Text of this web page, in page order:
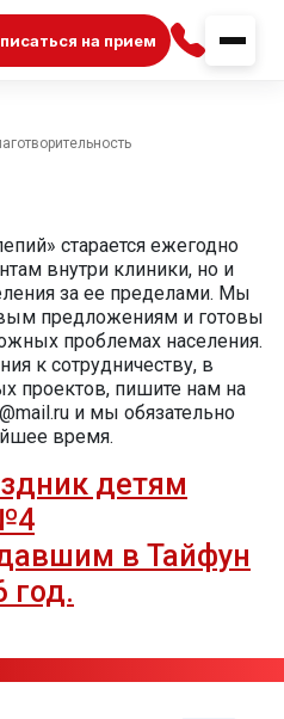
на прием
старается ежегодно
внутри клиники, но и
за ее пределами. Мы
предложениям и готовы
проблемах населения.
к сотрудничеству, в
проектов, пишите нам на
и мы обязательно
время.
детям
в Тайфун
год.